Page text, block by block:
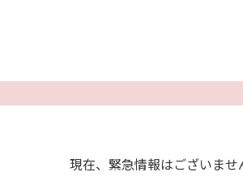
現在、緊急情報はございませ